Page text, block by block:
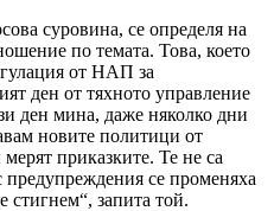
суровина, се определя на
по темата. Това, което
от НАП за
ден от тяхното управление
ден мина, даже няколко дни
новите политици от
приказките. Те не са
се променяха
запита той.